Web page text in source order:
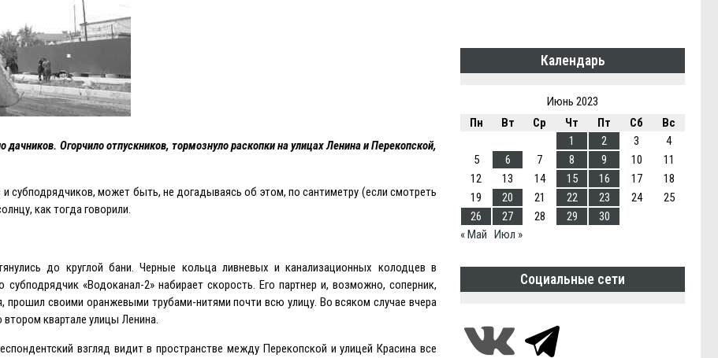
Огорчило отпускников, тормознуло раскопки на улицах Ленина и Перекопской,
может быть, не догадываясь об этом, по сантиметру (если смотреть
как тогда говорили.
до круглой бани. Черные кольца ливневых и канализационных колодцев в
«Водоканал-2» набирает скорость. Eго партнер и, возможно, соперник,
прошил своими оранжевыми трубами-нитями почти всю улицу. Во всяком случае вчера
втором квартале улицы Ленина.
взгляд видит в пространстве между Перекопской и улицей Красина все
Календарь
Июнь 2023
Пн
Вт Ср Чт Пт Сб
Вс
1
2 3
4
5
6 7 8 9 10
11
12
13 14 15 16 17
18
19
20 21 22 23 24
25
26
27 28 29
30
« Май Июл »
Социальные сети